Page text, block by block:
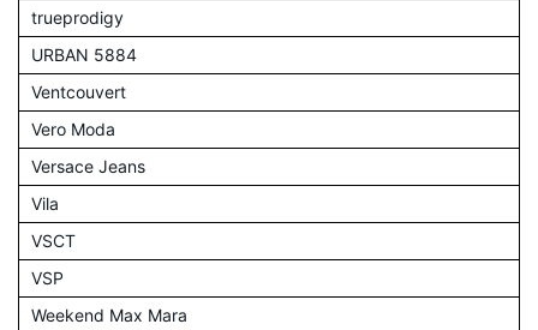
trueprodigy
URBAN 5884
Ventcouvert
Vero Moda
Versace Jeans
Vila
VSCT
VSP
Weekend Max Mara